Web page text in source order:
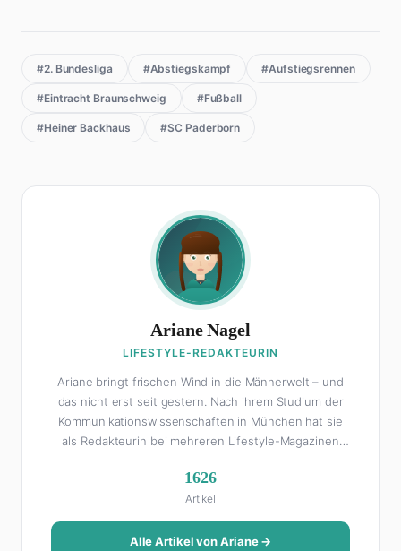
#2. Bundesliga #Abstiegskampf #Aufstiegsrennen
#Eintracht Braunschweig #Fußball
#Heiner Backhaus #SC Paderborn
Ariane Nagel
LIFESTYLE-REDAKTEURIN
Ariane bringt frischen Wind in die Männerwelt – und
das nicht erst seit gestern. Nach ihrem Studium der
Kommunikationswissenschaften in München hat sie
als Redakteurin bei mehreren Lifestyle-Magazinen
Als Lifestyle-Redakteurin schreibt sie über alles, was
das Leben schöner macht: von Interior Design und
Reise-Tipps über Food-Trends bis hin zu
Beziehungsratgebern, die auch Männer gerne lesen.
1626
Artikel
Alle Artikel von Ariane →